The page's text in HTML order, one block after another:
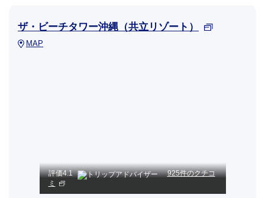
ザ・ビーチタワー沖縄（共立リゾート）
MAP
評価4.1
925件のクチコ
ミ